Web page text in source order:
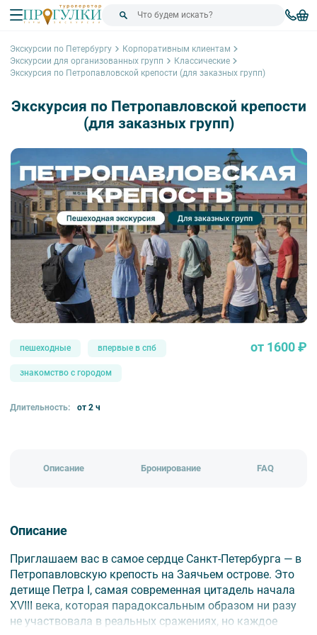
Экскурсии по Петербургу
Корпоративным клиентам
Экскурсии для организованных групп
Классические
Экскурсия по Петропавловской крепости (для заказных групп)
Экскурсия по Петропавловской крепости
(для заказных групп)
пешеходные впервые в спб
знакомство с городом
от 1600 ₽
Длительность: от 2 ч
Описание Бронирование FAQ
Описание
Приглашаем вас в самое сердце Санкт-Петербурга — в
Петропавловскую крепость на Заячьем острове. Это
детище Петра I, самая современная цитадель начала
XVIII века, которая парадоксальным образом ни разу
не участвовала в реальных сражениях, но каждое